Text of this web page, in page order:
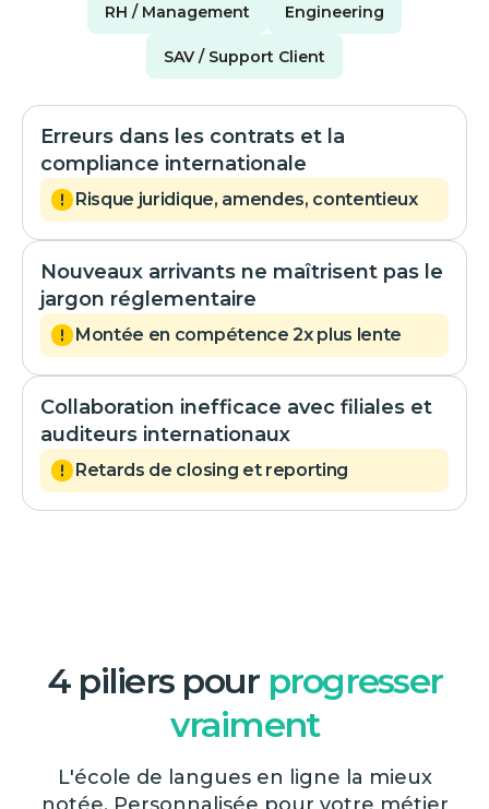
RH / Management Engineering
SAV / Support Client
Erreurs dans les contrats et la
compliance internationale
Risque juridique, amendes, contentieux
Nouveaux arrivants ne maîtrisent pas le
jargon réglementaire
Montée en compétence 2x plus lente
Collaboration inefficace avec filiales et
auditeurs internationaux
Retards de closing et reporting
4 piliers pour progresser
vraiment
L'école de langues en ligne la mieux